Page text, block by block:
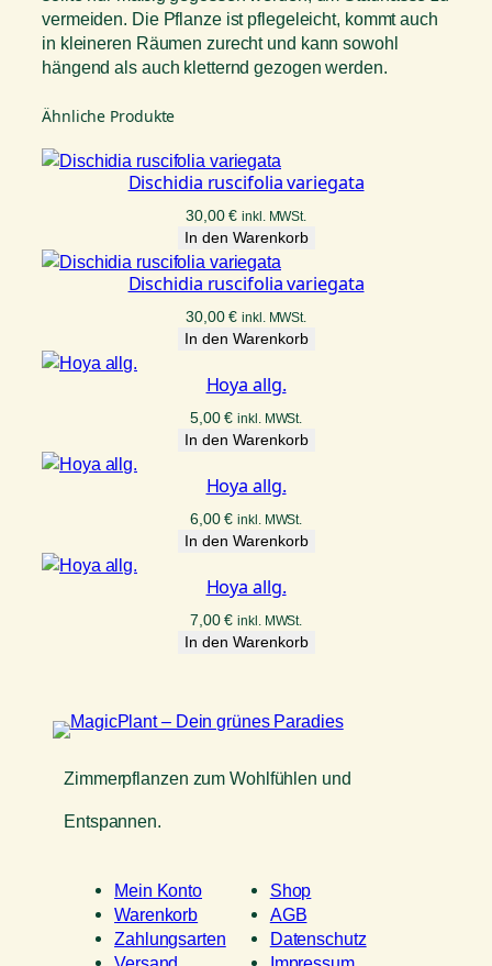
vermeiden. Die Pflanze ist pflegeleicht, kommt auch
in kleineren Räumen zurecht und kann sowohl
hängend als auch kletternd gezogen werden.
Ähnliche Produkte
Dischidia ruscifolia variegata
30,00€ inkl. MWSt.
In den Warenkorb
Dischidia ruscifolia variegata
30,00€ inkl. MWSt.
In den Warenkorb
Hoya allg.
5,00€ inkl. MWSt.
In den Warenkorb
Hoya allg.
6,00€ inkl. MWSt.
In den Warenkorb
Hoya allg.
7,00€ inkl. MWSt.
In den Warenkorb
Zimmerpflanzen zum Wohlfühlen und
Entspannen.
Mein Konto
Warenkorb
Zahlungsarten
Shop
AGB
Datenschutz